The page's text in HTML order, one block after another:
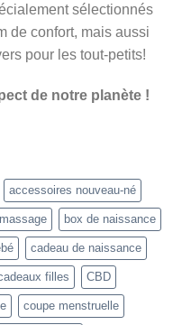
sélectionnés
de confort, mais aussi
pour les tout-petits!
de notre planète !
accessoires nouveau-né
box de naissance
cadeau de naissance
filles CBD
coupe menstruelle